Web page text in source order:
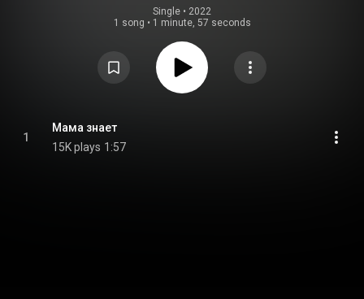
Single • 2022
1 song • 1 minute, 57 seconds
1
Мама знает
15K plays 1:57